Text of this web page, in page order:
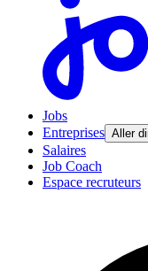
Jobs
Entreprises Aller
Salaires
Job Coach
Espace recruteurs